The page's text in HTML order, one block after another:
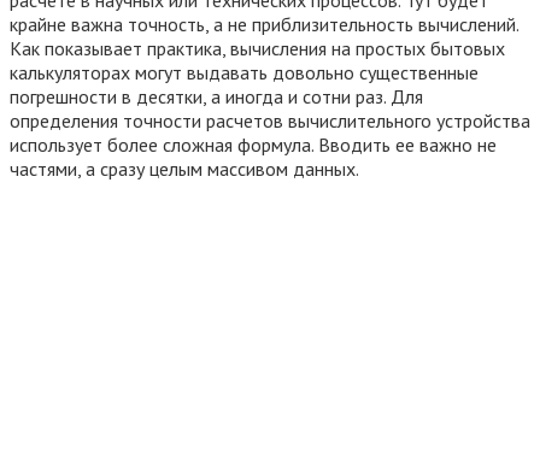
крайне важна точность, а не приблизительность вычислений.
Как показывает практика, вычисления на простых бытовых
калькуляторах могут выдавать довольно существенные
погрешности в десятки, а иногда и сотни раз. Для
определения точности расчетов вычислительного устройства
использует более сложная формула. Вводить ее важно не
частями, а сразу целым массивом данных.